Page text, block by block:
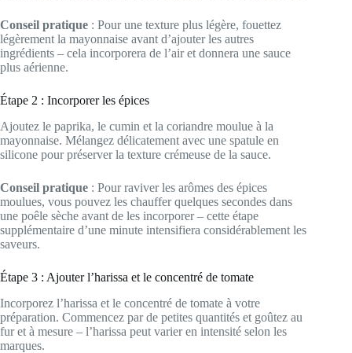
Conseil pratique : Pour une texture plus légère, fouettez
légèrement la mayonnaise avant d’ajouter les autres
ingrédients – cela incorporera de l’air et donnera une sauce
plus aérienne.
Étape 2 : Incorporer les épices
Ajoutez le paprika, le cumin et la coriandre moulue à la
mayonnaise. Mélangez délicatement avec une spatule en
silicone pour préserver la texture crémeuse de la sauce.
Conseil pratique : Pour raviver les arômes des épices
moulues, vous pouvez les chauffer quelques secondes dans
une poêle sèche avant de les incorporer – cette étape
supplémentaire d’une minute intensifiera considérablement les
saveurs.
Étape 3 : Ajouter l’harissa et le concentré de tomate
Incorporez l’harissa et le concentré de tomate à votre
préparation. Commencez par de petites quantités et goûtez au
fur et à mesure – l’harissa peut varier en intensité selon les
marques.